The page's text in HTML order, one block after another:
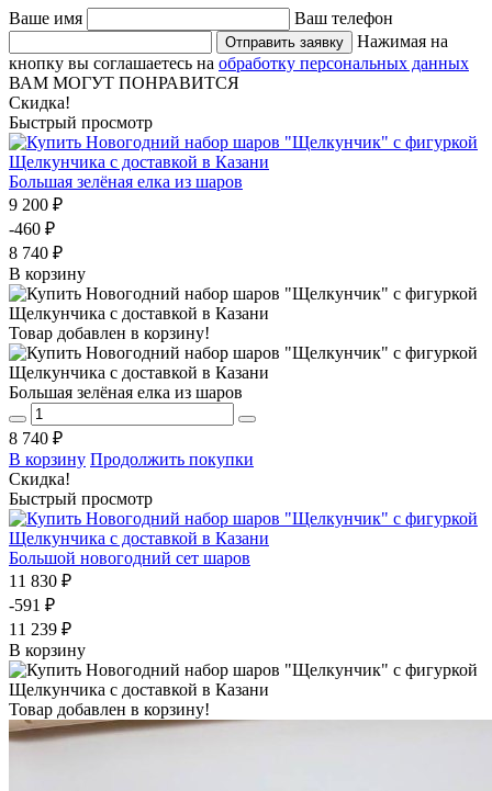
Ваше имя Ваш телефон
Отправить заявку
Нажимая на
кнопку вы соглашаетесь на обработку персональных данных
ВАМ МОГУТ ПОНРАВИТСЯ
Скидка!
Быстрый просмотр
Большая зелёная елка из шаров
9 200 ₽
-460 ₽
8 740 ₽
В корзину
Товар добавлен в корзину!
Большая зелёная елка из шаров
8 740 ₽
В корзину Продолжить покупки
Скидка!
Быстрый просмотр
Большой новогодний сет шаров
11 830 ₽
-591 ₽
11 239 ₽
В корзину
Товар добавлен в корзину!